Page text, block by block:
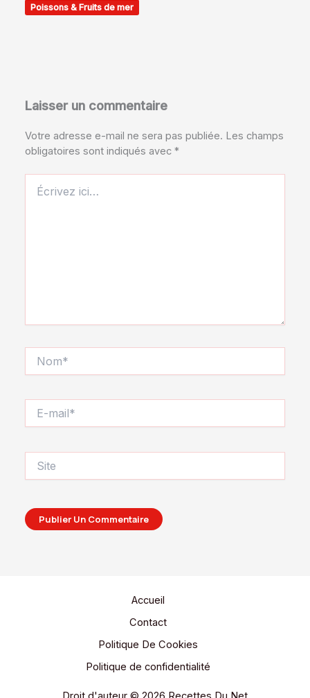
Poissons & Fruits de mer
Laisser un commentaire
Votre adresse e-mail ne sera pas publiée. Les champs
obligatoires sont indiqués avec*
ici…
mail*
Accueil
Contact
Politique De Cookies
Politique de confidentialité